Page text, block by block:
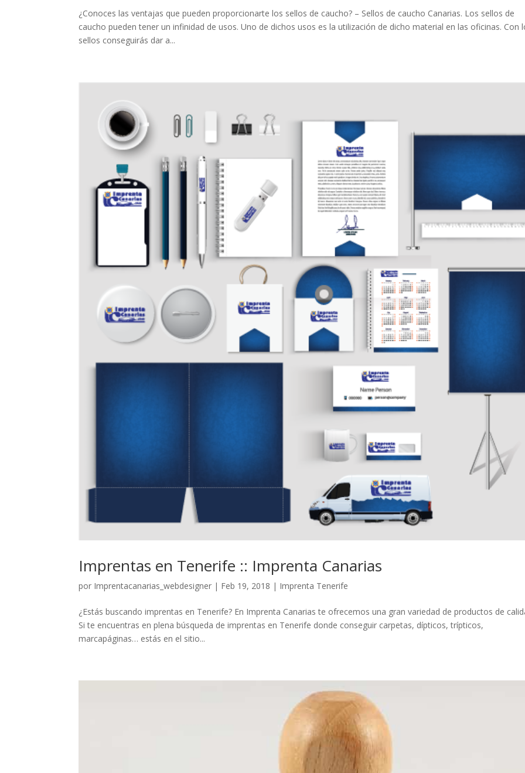
¿Conoces las ventajas que pueden proporcionarte los sellos de caucho? – Sellos de caucho Canarias. Los sellos de
caucho pueden tener un infinidad de usos. Uno de dichos usos es la utilización de dicho material en las oficinas. Con
sellos conseguirás dar a...
Imprentas en Tenerife :: Imprenta Canarias
por Imprentacanarias_webdesigner | Feb 19, 2018 | Imprenta Tenerife
¿Estás buscando imprentas en Tenerife? En Imprenta Canarias te ofrecemos una gran variedad de productos de
Si te encuentras en plena búsqueda de imprentas en Tenerife donde conseguir carpetas, dípticos, trípticos,
marcapáginas… estás en el sitio...